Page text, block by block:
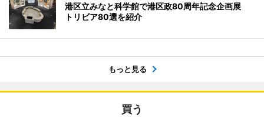
港区立みなと科学館で港区政80周年記念企画展
トリビア80選を紹介
もっと見る
買う